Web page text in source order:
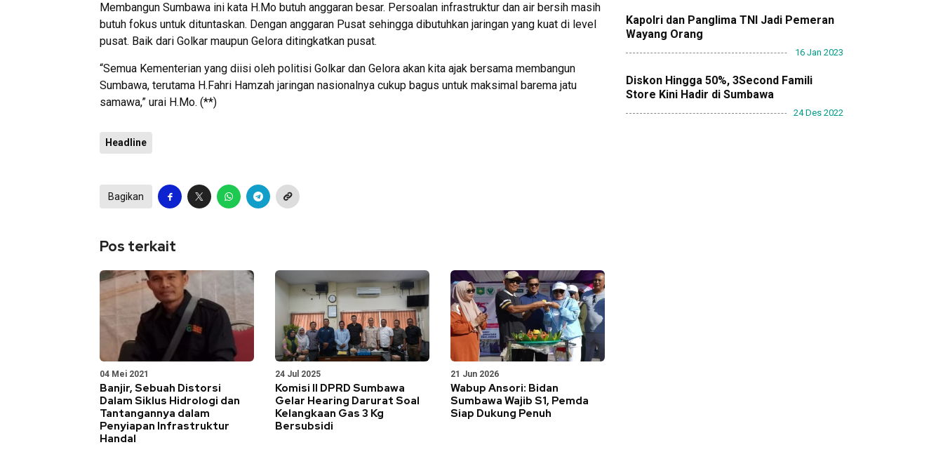
Membangun Sumbawa ini kata H.Mo butuh anggaran besar. Persoalan infrastruktur dan air bersih masih
butuh fokus untuk dituntaskan. Dengan anggaran Pusat sehingga dibutuhkan jaringan yang kuat di level
pusat. Baik dari Golkar maupun Gelora ditingkatkan pusat.
“Semua Kementerian yang diisi oleh politisi Golkar dan Gelora akan kita ajak bersama membangun
Sumbawa, terutama H.Fahri Hamzah jaringan nasionalnya cukup bagus untuk maksimal barema jatu
samawa,” urai H.Mo. (**)
Headline
Bagikan
Pos terkait
04 Mei 2021
Banjir, Sebuah Distorsi
Dalam Siklus Hidrologi dan
Tantangannya dalam
Penyiapan Infrastruktur
Handal
24 Jul 2025
Komisi II DPRD Sumbawa
Gelar Hearing Darurat Soal
Kelangkaan Gas 3 Kg
Bersubsidi
21 Jun 2026
Wabup Ansori: Bidan
Sumbawa Wajib S1, Pemda
Siap Dukung Penuh
Kapolri dan Panglima TNI Jadi Pemeran
Wayang Orang
16 Jan 2023
Diskon Hingga 50%, 3Second Famili
Store Kini Hadir di Sumbawa
24 Des 2022